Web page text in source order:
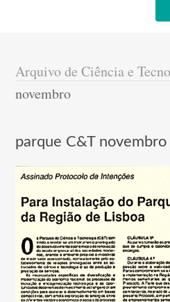
Arquivo de Ciência e
novembro
parque C&T novembro